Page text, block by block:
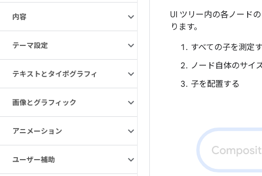
内容
テーマ設定
テキストとタイポグラフィ
画像とグラフィック
アニメーション
ユーザー補助
UI ツリー内の各ノード
ります。
すべての子を測定
ノード自体のサイ
子を配置する